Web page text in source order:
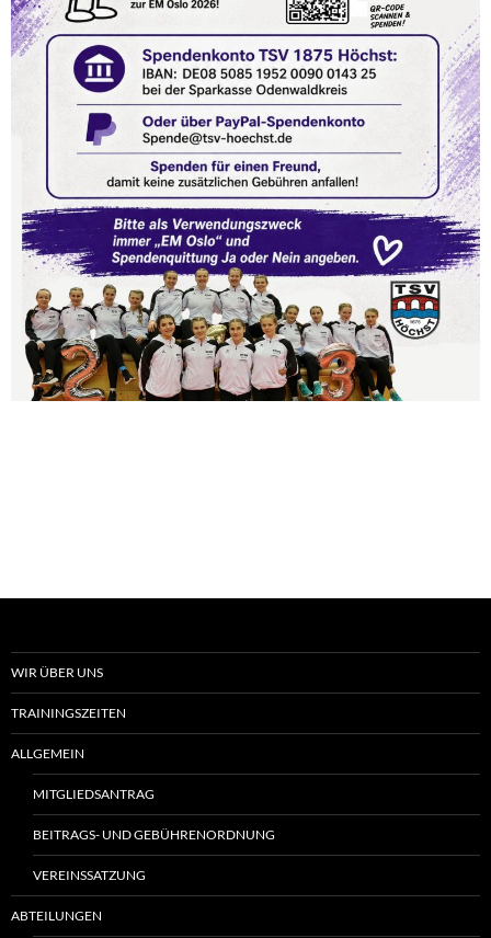
WIR ÜBER UNS
TRAININGSZEITEN
ALLGEMEIN
MITGLIEDSANTRAG
BEITRAGS- UND GEBÜHRENORDNUNG
VEREINSSATZUNG
ABTEILUNGEN